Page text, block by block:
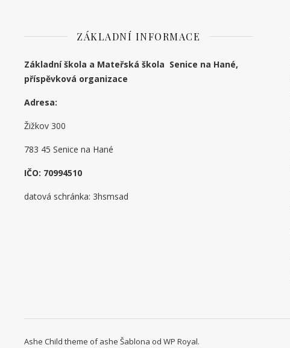
ZÁKLADNÍ INFORMACE
Základní škola a Mateřská škola Senice na Hané,
příspěvková organizace
Adresa:
Žižkov 300
783 45 Senice na Hané
IČO: 70994510
datová schránka: 3hsmsad
Ashe Child theme of ashe Šablona od WP Royal.